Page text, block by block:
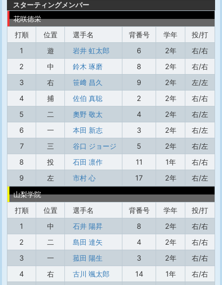
スターティングメンバー
花咲徳栄
打順
位置 選手名 背番号 学年
投/打
1
遊 岩井 虹太郎 6 2年
右/右
2
中 鈴木 琢磨 8 2年
右/右
3
右 笹﨑 昌久 9 2年
左/左
4
捕 佐伯 真聡 2 2年
右/右
5
二 奧野 敬太 4 2年
右/左
6
一 本田 新志 3 2年
右/左
7
三 谷口 ジョージ 5 2年
右/左
8
投 石田 凛作 11 1年
右/右
9
左 市村 心 17 2年
右/左
山梨学院
打順
位置 選手名 背番号 学年
投/打
1
中 石井 陽昇 8 2年
右/右
2
二 島田 達矢 4 2年
右/右
3
一 菰田 陽生 3 2年
右/右
4
右 古川 颯太郎 14 1年
右/右